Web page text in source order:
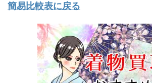
簡易比較表に戻る